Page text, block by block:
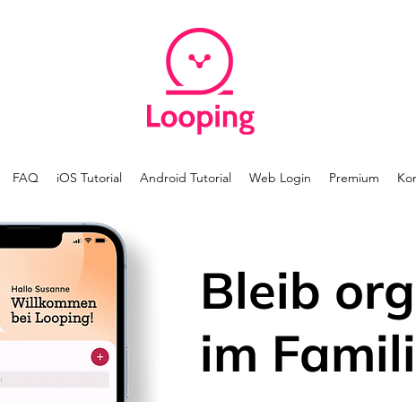
FAQ iOS Tutorial Android Tutorial Web Login Premium
Bleib
im